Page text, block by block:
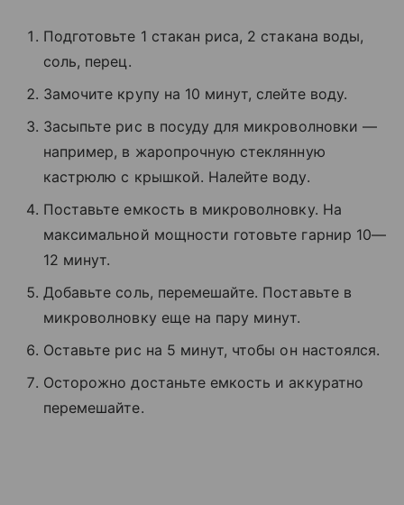
Подготовьте 1 стакан риса, 2 стакана воды,
соль, перец.
Замочите крупу на 10 минут, слейте воду.
Засыпьте рис в посуду для микроволновки —
например, в жаропрочную стеклянную
кастрюлю с крышкой. Налейте воду.
Поставьте емкость в микроволновку. На
максимальной мощности готовьте гарнир 10—
12 минут.
Добавьте соль, перемешайте. Поставьте в
микроволновку еще на пару минут.
Оставьте рис на 5 минут, чтобы он настоялся.
Осторожно достаньте емкость и аккуратно
перемешайте.